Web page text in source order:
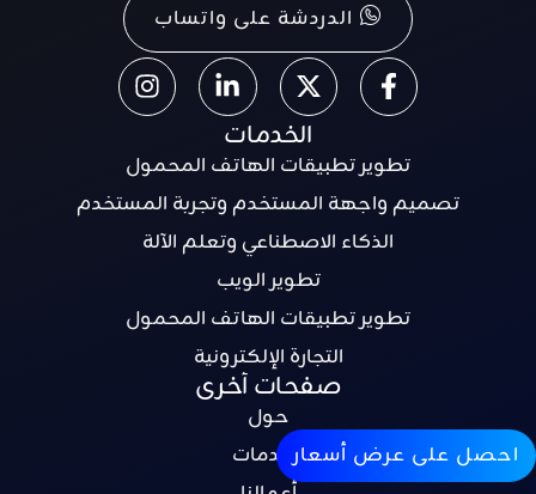
الدردشة على واتساب
الخدمات
تطوير تطبيقات الهاتف المحمول
تصميم واجهة المستخدم وتجربة المستخدم
الذكاء الاصطناعي وتعلم الآلة
تطوير الويب
تطوير تطبيقات الهاتف المحمول
التجارة الإلكترونية
صفحات أخرى
حول
الخدماتاحصل على عرض أسعار